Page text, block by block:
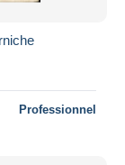
Professionnel